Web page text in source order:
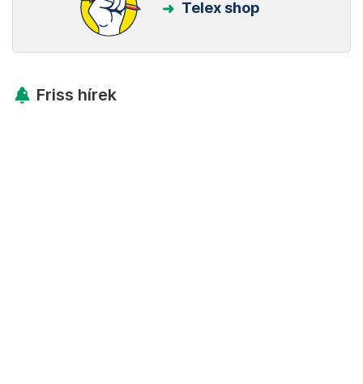
Telex shop
Friss hírek